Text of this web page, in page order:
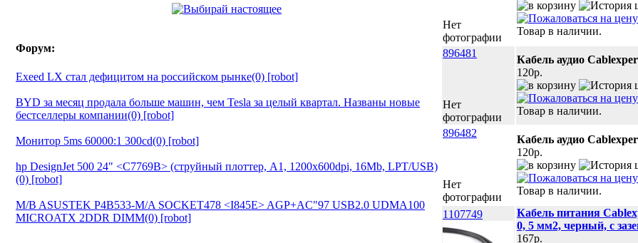
Форум:
Exeed LX стал дефицитом на российском рынке(0) [robot]
BYD за месяц продала больше машин, чем Tesla за целый квартал. Названы новые
бестселлеры компании(0) [robot]
Монитор 5ms 60000:1 300cd(0) [robot]
hp DesignJet 500 24" <C7769B> (струйный плоттер, A1, 1200х600dpi, 16Mb, LPT/USB)
(0) [robot]
M/B ASUSTEK P4B533-M/A SOCKET478 <I845E> AGP+AC"97 USB2.0 UDMA100
MICROATX 2DDR DIMM(0) [robot]
Нет
фотографии
Товар в наличии.
896481
Нет
фотографии
Кабель аудио
120p.
Товар в наличии.
896482
Нет
фотографии
Кабель аудио
120p.
Товар в наличии.
1107749
Кабель питания
0, 5 мм2, черный, с
167p.